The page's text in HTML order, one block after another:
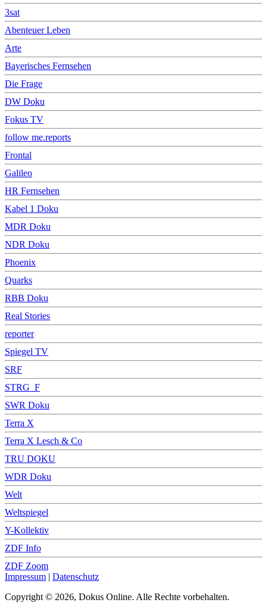
3sat
Abenteuer Leben
Arte
Bayerisches Fernsehen
Die Frage
DW Doku
Fokus TV
follow me.reports
Frontal
Galileo
HR Fernsehen
Kabel 1 Doku
MDR Doku
NDR Doku
Phoenix
Quarks
RBB Doku
Real Stories
reporter
Spiegel TV
SRF
STRG_F
SWR Doku
Terra X
Terra X Lesch & Co
TRU DOKU
WDR Doku
Welt
Weltspiegel
Y-Kollektiv
ZDF Info
ZDF Zoom
Impressum | Datenschutz
Copyright © 2026, Dokus Online. Alle Rechte vorbehalten.